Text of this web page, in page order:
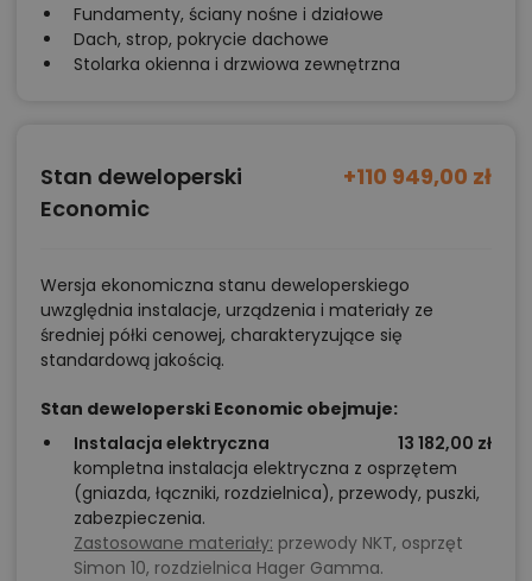
Fundamenty, ściany nośne i działowe
Dach, strop, pokrycie dachowe
Stolarka okienna i drzwiowa zewnętrzna
Stan deweloperski
Economic
+110 949,00 zł
Wersja ekonomiczna stanu deweloperskiego
uwzględnia instalacje, urządzenia i materiały ze
średniej półki cenowej, charakteryzujące się
standardową jakością.
Stan deweloperski Economic obejmuje:
Instalacja elektryczna
13 182,00 zł
kompletna instalacja elektryczna z osprzętem
(gniazda, łączniki, rozdzielnica), przewody, puszki,
zabezpieczenia.
Zastosowane materiały: przewody NKT, osprzęt
Simon 10, rozdzielnica Hager Gamma.